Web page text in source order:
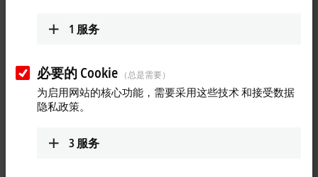
在 2026 汉诺威工业博览会现场，听倍福中国专家解读全新 ED
系列 EtherCAT 端子模块：该产品搭载免工具直插快装、DMC 码
I/O 系统。
更多关于此视频的信息
Loading...
1 服务
必要的 Cookie （总是需要）
为启用网站的核心功能，需要采用这些技术 和接受数据
隐私政策。
3 服务